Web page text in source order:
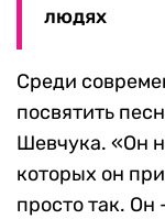
людях
Среди
посвятить
Шевчука. «Он
которых он
просто так. Он